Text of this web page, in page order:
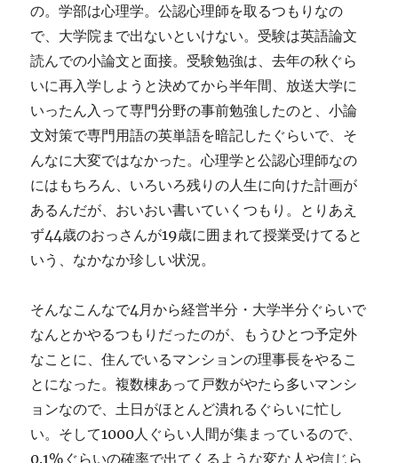
の。学部は心理学。公認心理師を取るつもりなの
で、大学院まで出ないといけない。受験は英語論文
読んでの小論文と面接。受験勉強は、去年の秋ぐら
いに再入学しようと決めてから半年間、放送大学に
いったん入って専門分野の事前勉強したのと、小論
文対策で専門用語の英単語を暗記したぐらいで、そ
んなに大変ではなかった。心理学と公認心理師なの
にはもちろん、いろいろ残りの人生に向けた計画が
あるんだが、おいおい書いていくつもり。とりあえ
ず44歳のおっさんが19歳に囲まれて授業受けてると
いう、なかなか珍しい状況。
そんなこんなで4月から経営半分・大学半分ぐらいで
なんとかやるつもりだったのが、もうひとつ予定外
なことに、住んでいるマンションの理事長をやるこ
とになった。複数棟あって戸数がやたら多いマンシ
ョンなので、土日がほとんど潰れるぐらいに忙し
い。そして1000人ぐらい人間が集まっているので、
0.1%ぐらいの確率で出てくるような変な人や信じら